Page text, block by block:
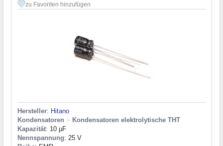
zu Favoriten hinzufügen
Hersteller: Hitano
Kondensatoren > Kondensatoren elektrolytische THT
Kapazität: 10 µF
Nennspannung: 25 V